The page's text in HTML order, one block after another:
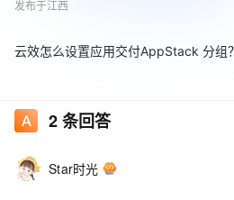
发布于江西
云效怎么设置应用交付AppStack 分组？
2条回答
Star时光